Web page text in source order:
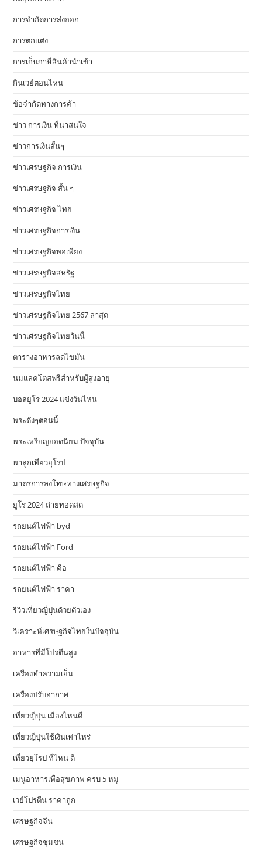
การจำกัดการส่งออก
การตกแต่ง
การเก็บภาษีสินค้านำเข้า
กินเวย์ตอนไหน
ข้อจำกัดทางการค้า
ข่าว การเงิน ที่น่าสนใจ
ข่าวการเงินสั้นๆ
ข่าวเศรษฐกิจ การเงิน
ข่าวเศรษฐกิจ สั้น ๆ
ข่าวเศรษฐกิจ ไทย
ข่าวเศรษฐกิจการเงิน
ข่าวเศรษฐกิจพอเพียง
ข่าวเศรษฐกิจสหรัฐ
ข่าวเศรษฐกิจไทย
ข่าวเศรษฐกิจไทย 2567 ล่าสุด
ข่าวเศรษฐกิจไทยวันนี้
ตารางอาหารลดไขมัน
นมแลคโตสฟรีสำหรับผู้สูงอายุ
บอลยูโร 2024 แข่งวันไหน
พระดังๆตอนนี้
พระเหรียญยอดนิยม ปัจจุบัน
พาลูกเที่ยวยุโรป
มาตรการลงโทษทางเศรษฐกิจ
ยูโร 2024 ถ่ายทอดสด
รถยนต์ไฟฟ้า byd
รถยนต์ไฟฟ้า Ford
รถยนต์ไฟฟ้า คือ
รถยนต์ไฟฟ้า ราคา
รีวิวเที่ยวญี่ปุ่นด้วยตัวเอง
วิเคราะห์เศรษฐกิจไทยในปัจจุบัน
อาหารที่มีโปรตีนสูง
เครื่องทำความเย็น
เครื่องปรับอากาศ
เที่ยวญี่ปุ่น เมืองไหนดี
เที่ยวญี่ปุ่นใช้เงินเท่าไหร่
เที่ยวยุโรป ที่ไหน ดี
เมนูอาหารเพื่อสุขภาพ ครบ 5 หมู่
เวย์โปรตีน ราคาถูก
เศรษฐกิจจีน
เศรษฐกิจชุมชน